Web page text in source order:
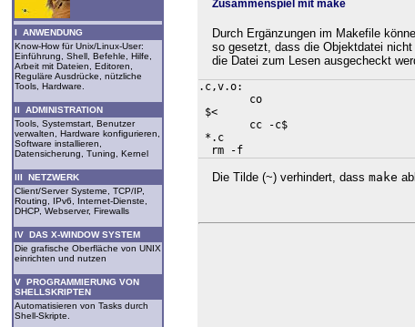
I ANWENDUNG
Know-How für Unix/Linux-User:
Einführung, Shell, Befehle, Hilfe,
Arbeit mit Dateien, Editoren,
Reguläre Ausdrücke, nützliche
Tools, Hardware.
II ADMINISTRATION
Tools, Systemstart, Benutzer
verwalten, Hardware konfigurieren,
Software installieren,
Datensicherung, Tuning, Kernel
III NETZWERK
Client/Server Systeme, TCP/IP,
Routing, IPv6, Internet-Dienste,
DHCP, Webserver, Firewalls
IV DAS X-WINDOW SYSTEM
Die grafische Oberfläche von UNIX
einrichten und nutzen
V PROGRAMMIERUNG VON
SHELLSKRIPTEN
Automatisieren von Tasks durch
Shell-Skripte.
Zusammenspiel mit make
Durch Ergänzungen im Makefile
so gesetzt, dass die Objektdatei
die Datei zum Lesen ausgecheckt
.c,v.o:
        co
$<
        cc -c$
*.c
rm -f
Die Tilde (~) verhindert, dass make